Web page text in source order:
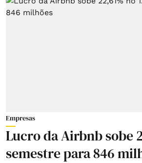
Empresas
Lucro da Airbnb sobe
semestre para 846